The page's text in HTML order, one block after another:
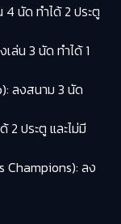
นัด ทำได้ 2 ประตู
ล่น 3 นัด ทำได้ 1
ลงสนาม 3 นัด
2 ประตู และไม่มี
ลง